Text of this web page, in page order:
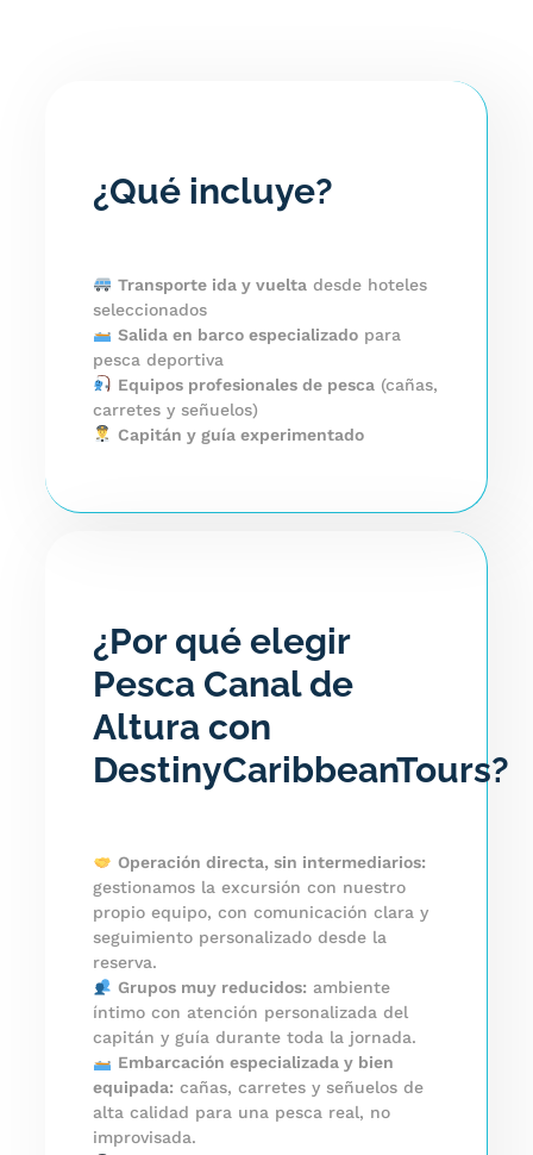
¿Qué incluye?
Transporte ida y vuelta desde hoteles
seleccionados
Salida en barco especializadopara
pesca deportiva
Equipos profesionales de pesca (cañas,
carretes y señuelos)
Capitán y guía experimentado
¿Por qué elegir
Pesca Canal de
Altura con
DestinyCaribbeanTours?
Operación directa, sin intermediarios:
gestionamos la excursión con nuestro
propio equipo, con comunicación clara y
seguimiento personalizado desde la
reserva.
Grupos muy reducidos: ambiente
íntimo con atención personalizada del
capitán y guía durante toda la jornada.
Embarcación especializada y bien
equipada: cañas, carretes y señuelos de
alta calidad para una pesca real, no
improvisada.